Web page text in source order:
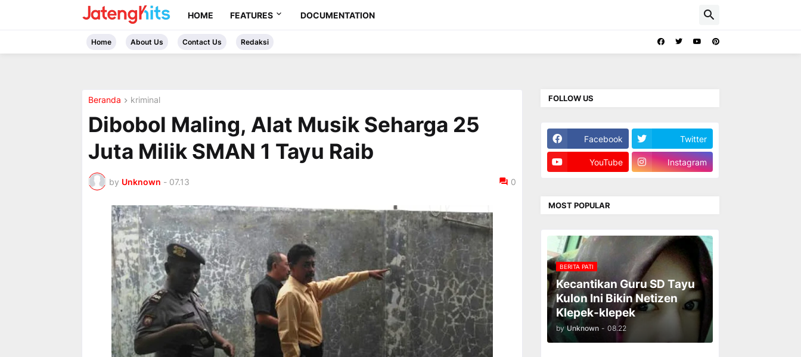
HOME FEATURES DOCUMENTATION
Home About Us Contact Us Redaksi
Beranda kriminal
Dibobol Maling, Alat Musik Seharga 25
Juta Milik SMAN 1 Tayu Raib
by Unknown - 07.13 0
FOLLOW US
Facebook Twitter
YouTube Instagram
MOST POPULAR
BERITA PATI
Kecantikan Guru SD Tayu
Kulon Ini Bikin Netizen
Klepek-klepek
by Unknown - 08.22